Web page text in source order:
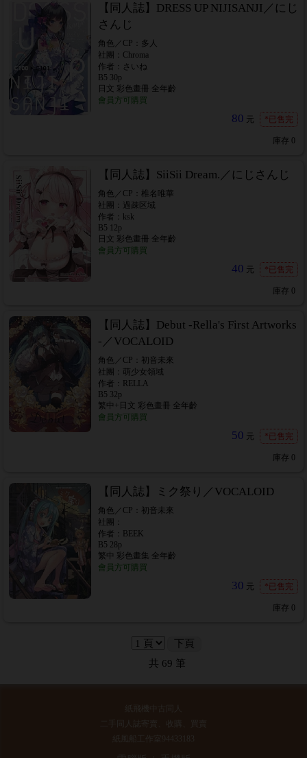
【同人誌】DRESS UP NIJISANJI／にじ
さんじ
角色／CP：多人
社團：Chroma
作者：さいね
B5 30p
日文 彩色畫冊 全年齡
會員方可購買
80 元 *已售完
庫存 0
【同人誌】SiiSii Dream.／にじさんじ
角色／CP：椎名唯華
社團：過疎区域
作者：ksk
B5 12p
日文 彩色畫冊 全年齡
會員方可購買
40 元 *已售完
庫存 0
【同人誌】Debut -Rella's First Artworks
-／VOCALOID
角色／CP：初音未來
社團：萌少女領域
作者：RELLA
B5 32p
繁中+日文 彩色畫冊 全年齡
會員方可購買
50 元 *已售完
庫存 0
【同人誌】ミク祭り／VOCALOID
角色／CP：初音未來
社團：
作者：BEEK
B5 28p
繁中 彩色畫集 全年齡
會員方可購買
30 元 *已售完
庫存 0
下頁
共 69 筆
紙飛機中古同人
紙風船工作室94433183